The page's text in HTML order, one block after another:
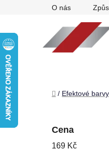
O nás
Domů
/ Efektové barvy
Cena
169 Kč